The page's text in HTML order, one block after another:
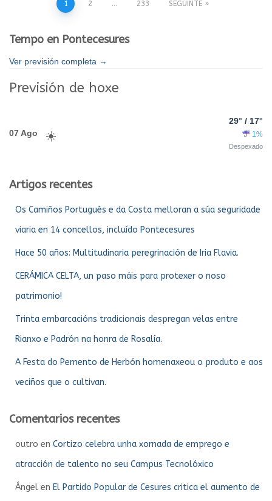
Paxinación
de
entradas
1 2 … 233 SEGUINTE
Tempo en Pontecesures
Ver previsión completa →
Previsión de hoxe
07 Ago
29° / 17°
1%
Despexado
Artigos recentes
Os Camiños Portugués e da Costa melloran a súa seguridade
viaria en 14 concellos, incluído Pontecesures
Hace 50 años: Multitudinaria peregrinación de Iria Flavia.
CERÁMICA CELTA, un paso máis para protexer o noso
patrimonio!
Trinta embarcacións tradicionais despregan velas entre
Rianxo e Padrón na honra de Rosalía.
A Festa do Pemento de Herbón homenaxeou o produto e aos
veciños que o cultivan.
Comentarios recentes
outro en Cortizo celebra unha xornada de emprego e
atracción de talento no seu Campus Tecnolóxico
Ángel en El Partido Popular de Cesures critica el aumento de